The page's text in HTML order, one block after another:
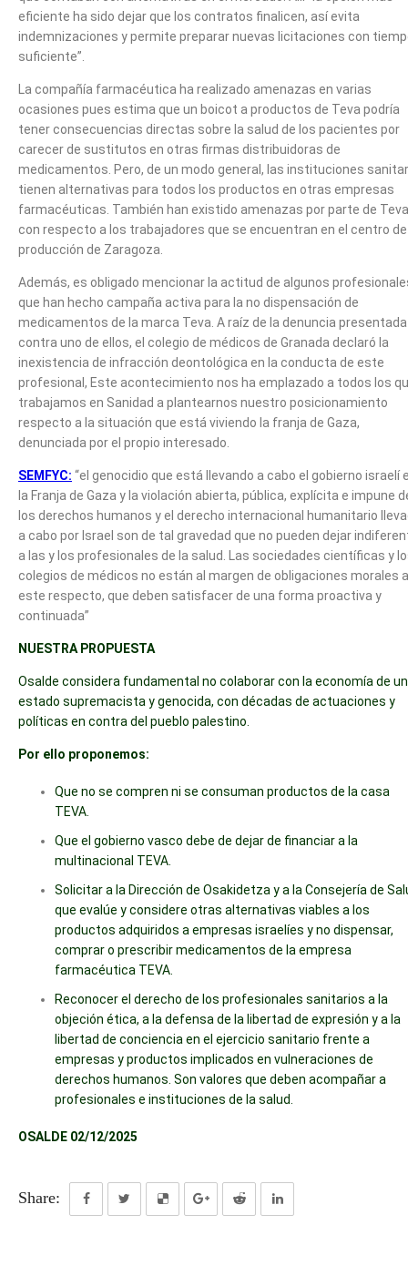
eficiente ha sido dejar que los contratos finalicen, así evita
indemnizaciones y permite preparar nuevas licitaciones con
suficiente”.
La compañía farmacéutica ha realizado amenazas en varias
ocasiones pues estima que un boicot a productos de Teva podría
tener consecuencias directas sobre la salud de los pacientes por
carecer de sustitutos en otras firmas distribuidoras de
medicamentos. Pero, de un modo general, las instituciones
tienen alternativas para todos los productos en otras empresas
farmacéuticas. También han existido amenazas por parte de Teva
con respecto a los trabajadores que se encuentran en el centro de
producción de Zaragoza.
Además, es obligado mencionar la actitud de algunos
que han hecho campaña activa para la no dispensación de
medicamentos de la marca Teva. A raíz de la denuncia presentada
contra uno de ellos, el colegio de médicos de Granada declaró la
inexistencia de infracción deontológica en la conducta de este
profesional, Este acontecimiento nos ha emplazado a todos los
trabajamos en Sanidad a plantearnos nuestro posicionamiento
respecto a la situación que está viviendo la franja de Gaza,
denunciada por el propio interesado.
SEMFYC: “el genocidio que está llevando a cabo el gobierno israelí
la Franja de Gaza y la violación abierta, pública, explícita e impune
los derechos humanos y el derecho internacional humanitario
a cabo por Israel son de tal gravedad que no pueden dejar
a las y los profesionales de la salud. Las sociedades científicas y
colegios de médicos no están al margen de obligaciones morales a
este respecto, que deben satisfacer de una forma proactiva y
continuada”
NUESTRA PROPUESTA
Osalde considera fundamental no colaborar con la economía de un
estado supremacista y genocida, con décadas de actuaciones y
políticas en contra del pueblo palestino.
Por ello proponemos:
Que no se compren ni se consuman productos de la casa
TEVA.
Que el gobierno vasco debe de dejar de financiar a la
multinacional TEVA.
Solicitar a la Dirección de Osakidetza y a la Consejería de
que evalúe y considere otras alternativas viables a los
productos adquiridos a empresas israelíes y no dispensar,
comprar o prescribir medicamentos de la empresa
farmacéutica TEVA.
Reconocer el derecho de los profesionales sanitarios a la
objeción ética, a la defensa de la libertad de expresión y a la
libertad de conciencia en el ejercicio sanitario frente a
empresas y productos implicados en vulneraciones de
derechos humanos. Son valores que deben acompañar a
profesionales e instituciones de la salud.
OSALDE 02/12/2025
Share: